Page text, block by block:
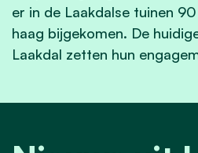
er in de Laakdalse tuinen
haag bijgekomen. De
Laakdal zetten hun